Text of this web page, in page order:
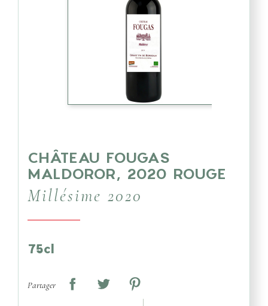
CHÂTEAU FOUGAS
MALDOROR, 2020 ROUGE
Millésime 2020
75cl
Partager